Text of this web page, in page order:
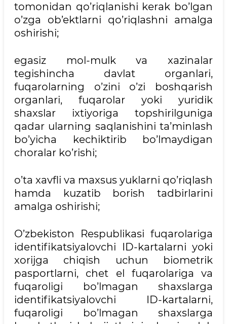
tomonidan qo’riqlanishi kerak bo’lgan
o’zga ob’ektlarni qo’riqlashni amalga
oshirishi;
egasiz mol-mulk va xazinalar
tegishincha davlat organlari,
fuqarolarning o’zini o’zi boshqarish
organlari, fuqarolar yoki yuridik
shaxslar ixtiyoriga topshirilguniga
qadar ularning saqlanishini ta’minlash
bo’yicha kechiktirib bo’lmaydigan
choralar ko’rishi;
o’ta xavfli va maxsus yuklarni qo’riqlash
hamda kuzatib borish tadbirlarini
amalga oshirishi;
O’zbekiston Respublikasi fuqarolariga
identifikatsiyalovchi ID-kartalarni yoki
xorijga chiqish uchun biometrik
pasportlarni, chet el fuqarolariga va
fuqaroligi bo’lmagan shaxslarga
identifikatsiyalovchi ID-kartalarni,
fuqaroligi bo’lmagan shaxslarga